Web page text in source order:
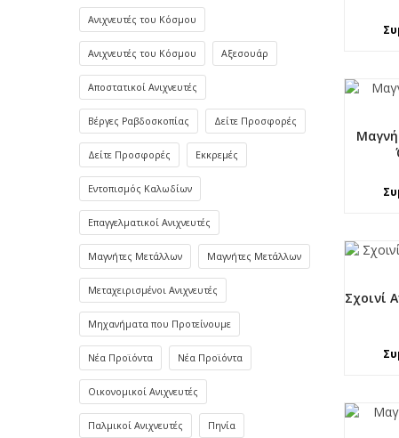
Ανιχνευτές του Κόσμου
Ανιχνευτές του Κόσμου Αξεσουάρ
Αποστατικοί Ανιχνευτές
Βέργες Ραβδοσκοπίας Δείτε Προσφορές
Δείτε Προσφορές Εκκρεμές
Εντοπισμός Καλωδίων
Επαγγελματικοί Ανιχνευτές
Μαγνήτες Μετάλλων Μαγνήτες Μετάλλων
Μεταχειρισμένοι Ανιχνευτές
Μηχανήματα που Προτείνουμε
Νέα Προϊόντα Νέα Προϊόντα
Οικονομικοί Ανιχνευτές
Παλμικοί Ανιχνευτές Πηνία
Σχοινί